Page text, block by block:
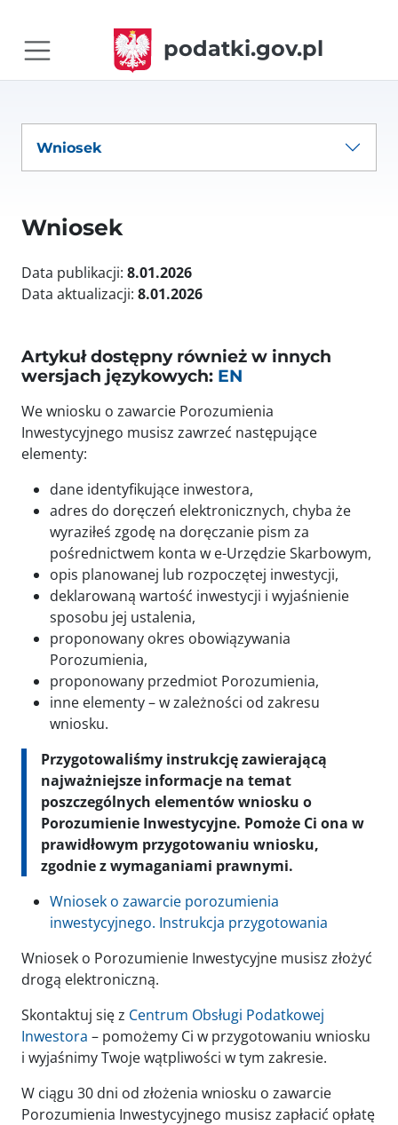
podatki.gov.pl
Wniosek
Wniosek
Data publikacji: 8.01.2026
Data aktualizacji: 8.01.2026
Artykuł dostępny również w innych
wersjach językowych: EN
We wniosku o zawarcie Porozumienia
Inwestycyjnego musisz zawrzeć następujące
elementy:
dane identyfikujące inwestora,
adres do doręczeń elektronicznych, chyba że
wyraziłeś zgodę na doręczanie pism za
pośrednictwem konta w e-Urzędzie Skarbowym,
opis planowanej lub rozpoczętej inwestycji,
deklarowaną wartość inwestycji i wyjaśnienie
sposobu jej ustalenia,
proponowany okres obowiązywania
Porozumienia,
proponowany przedmiot Porozumienia,
inne elementy – w zależności od zakresu
wniosku.
Przygotowaliśmy instrukcję zawierającą
najważniejsze informacje na temat
poszczególnych elementów wniosku o
Porozumienie Inwestycyjne. Pomoże Ci ona w
prawidłowym przygotowaniu wniosku,
zgodnie z wymaganiami prawnymi.
Wniosek o zawarcie porozumienia
inwestycyjnego. Instrukcja przygotowania
Wniosek o Porozumienie Inwestycyjne musisz złożyć
drogą elektroniczną.
Skontaktuj się z Centrum Obsługi Podatkowej
Inwestora – pomożemy Ci w przygotowaniu wniosku
i wyjaśnimy Twoje wątpliwości w tym zakresie.
W ciągu 30 dni od złożenia wniosku o zawarcie
Porozumienia Inwestycyjnego musisz zapłacić opłatę